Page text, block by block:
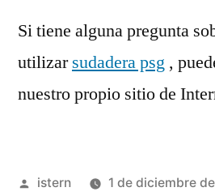
Si tiene alguna pregunta
utilizarsudadera psg ,
nuestro propio sitio de
Publicado
istern
1 de diciembre